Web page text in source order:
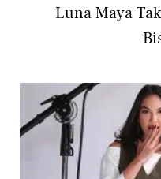
Luna Maya